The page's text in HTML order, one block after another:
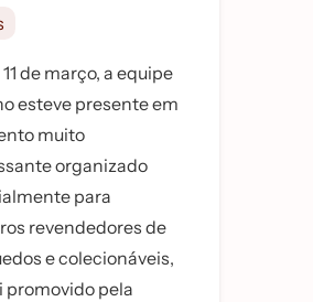
de março, a equipe
esteve presente em
muito
organizado
para
revendedores de
e colecionáveis,
promovido pela